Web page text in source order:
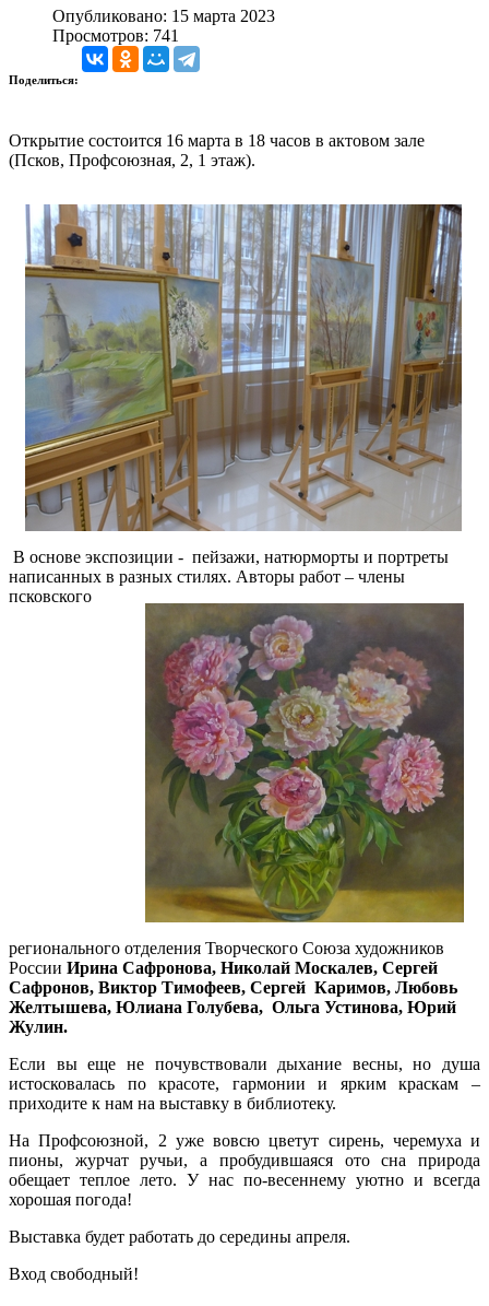
Опубликовано: 15 марта 2023
Просмотров: 741
Поделиться:
Открытие состоится 16 марта в 18 часов в актовом зале
(Псков, Профсоюзная, 2, 1 этаж).
В основе экспозиции - пейзажи, натюрморты и портреты
написанных в разных стилях. Авторы работ – члены
псковского
регионального отделения Творческого Союза художников
России Ирина Сафронова, Николай Москалев, Сергей
Сафронов, Виктор Тимофеев, Сергей Каримов, Любовь
Желтышева, Юлиана Голубева, Ольга Устинова, Юрий
Жулин.
Если вы еще не почувствовали дыхание весны, но душа
истосковалась по красоте, гармонии и ярким краскам –
приходите к нам на выставку в библиотеку.
На Профсоюзной, 2 уже вовсю цветут сирень, черемуха и
пионы, журчат ручьи, а пробудившаяся ото сна природа
обещает теплое лето. У нас по-весеннему уютно и всегда
хорошая погода!
Выставка будет работать до середины апреля.
Вход свободный!